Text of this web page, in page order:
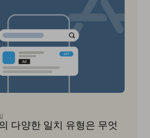
다양한 일치 유형은 무엇